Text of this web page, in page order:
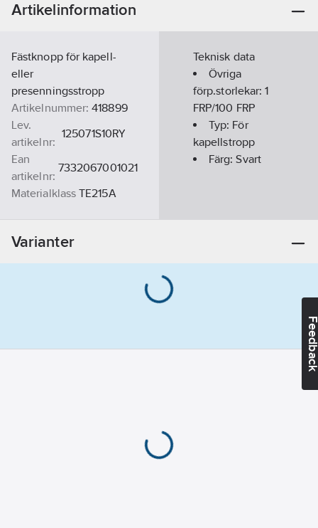
Artikelinformation
Fästknopp för kapell-
eller
presenningsstropp
Artikelnummer: 418899
Lev.
artikelnr:
125071S10RY
Ean
artikelnr:
7332067001021
Materialklass TE215A
Teknisk data
Övriga
förp.storlekar:1
FRP/100 FRP
Typ: För
kapellstropp
Färg:Svart
Varianter